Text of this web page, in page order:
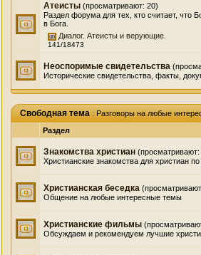
Атеисты (просматривают: 20)
Раздел форума для тех, кто считает, что
в Бога.
Диалог. Атеисты и верующие.
141/18473
Неоспоримые свидетельства
Исторические свидетельства, факты,
Свободная тема : Разговоры на любые
Раздел
Знакомства христиан (просматривают:
Христианские знакомства для христиан
Христианская беседка
Общение на любые интересные темы
Христианские фильмы
Обсуждаем и рекомендуем лучшие